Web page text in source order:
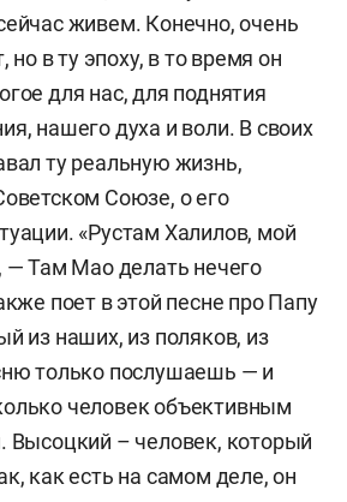
живем. Конечно, очень
но в ту эпоху, в то время он
для нас, для поднятия
нашего духа и воли. В своих
ту реальную жизнь,
Союзе, о его
«Рустам Халилов, мой
— Там Мао делать нечего
поет в этой песне про Папу
из наших, из поляков, из
только послушаешь — и
человек объективным
Высоцкий – человек, который
как есть на самом деле, он